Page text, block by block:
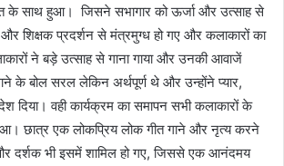
के साथ हुआ। जिसने सभागार को ऊर्जा और उत्साह से
शिक्षक प्रदर्शन से मंत्रमुग्ध हो गए और कलाकारों का
ने बड़े उत्साह से गाना गाया और उनकी आवाजें
के बोल सरल लेकिन अर्थपूर्ण थे और उन्होंने प्यार,
दिया। वही कार्यक्रम का समापन सभी कलाकारों के
छात्र एक लोकप्रिय लोक गीत गाने और नृत्य करने
दर्शक भी इसमें शामिल हो गए, जिससे एक आनंदमय